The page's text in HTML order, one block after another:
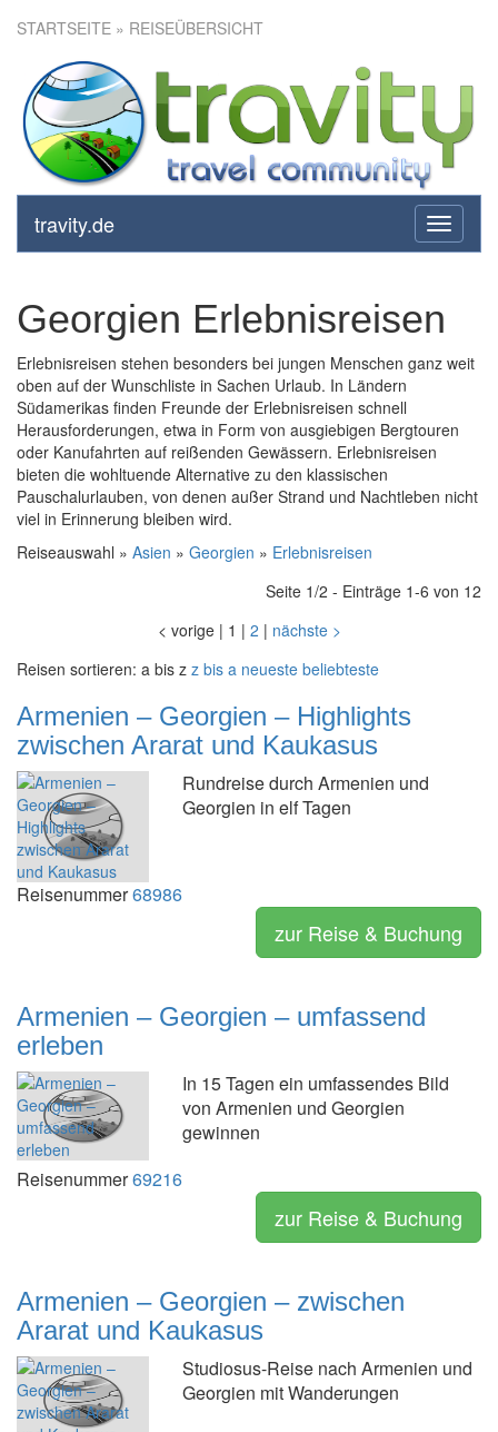
STARTSEITE » REISEÜBERSICHT
toggle
travity.de
Georgien Erlebnisreisen
Erlebnisreisen stehen besonders bei jungen Menschen ganz weit
oben auf der Wunschliste in Sachen Urlaub. In Ländern
Südamerikas finden Freunde der Erlebnisreisen schnell
Herausforderungen, etwa in Form von ausgiebigen Bergtouren
oder Kanufahrten auf reißenden Gewässern. Erlebnisreisen
bieten die wohltuende Alternative zu den klassischen
Pauschalurlauben, von denen außer Strand und Nachtleben nicht
viel in Erinnerung bleiben wird.
Reiseauswahl » Asien » Georgien » Erlebnisreisen
Seite 1/2 - Einträge 1-6 von 12
< vorige | 1 | 2 | nächste >
Reisen sortieren: a bis z z bis a neueste beliebteste
Armenien – Georgien – Highlights
zwischen Ararat und Kaukasus
Rundreise durch Armenien und
Georgien in elf Tagen
Reisenummer68986
zur Reise & Buchung
Armenien – Georgien – umfassend
erleben
In 15 Tagen ein umfassendes Bild
von Armenien und Georgien
gewinnen
Reisenummer69216
zur Reise & Buchung
Armenien – Georgien – zwischen
Ararat und Kaukasus
Studiosus-Reise nach Armenien und
Georgien mit Wanderungen